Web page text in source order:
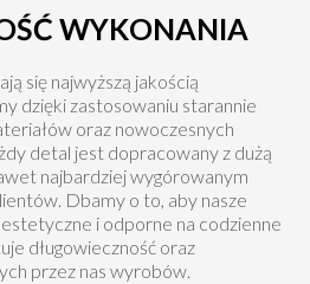
WYKONANIA
się najwyższą jakością
dzięki zastosowaniu starannie
oraz nowoczesnych
detal jest dopracowany z dużą
najbardziej wygórowanym
Dbamy o to, aby nasze
i odporne na codzienne
długowieczność oraz
przez nas wyrobów.